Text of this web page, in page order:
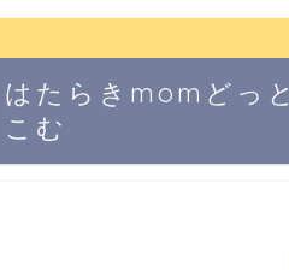
はたらきmomどっと
こむ